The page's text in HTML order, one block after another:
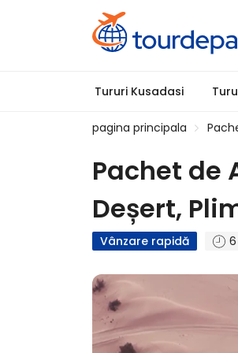
Tururi Kusadasi
pagina principala
Pachet de
Deșert,
Vânzare rapidă